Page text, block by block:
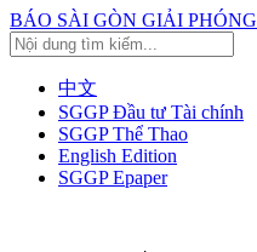
BÁO SÀI GÒN GIẢI PHÓNG
中文
SGGP Đầu tư Tài chính
SGGP Thể Thao
English Edition
SGGP Epaper